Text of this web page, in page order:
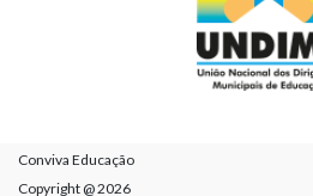
Conviva Educação
Copyright @ 2026